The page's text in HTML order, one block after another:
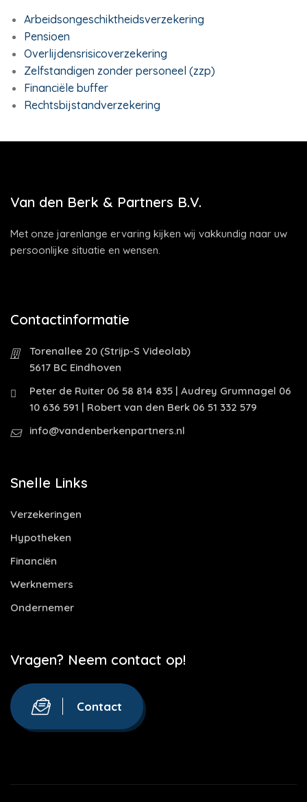
Arbeidsongeschiktheidsverzekering
Pensioen
Overlijdensrisicoverzekering
Zelfstandigen zonder personeel (zzp)
Financiële buffer
Rechtsbijstandverzekering
Van den Berk & Partners B.V.
Met onze jarenlange ervaring kijken wij vakkundig naar uw
persoonlijke situatie en wensen.
Contactinformatie
Torenallee 20 (Strijp-S Videolab)
5617 BC Eindhoven
Peter de Ruiter 06 58 814 835 | Audrey Grumnagel 06
10 636 591 | Robert van den Berk 06 51 332 579
info@vandenberkenpartners.nl
Snelle Links
Verzekeringen
Hypotheken
Financiën
Werknemers
Ondernemer
Vragen? Neem contact op!
Contact